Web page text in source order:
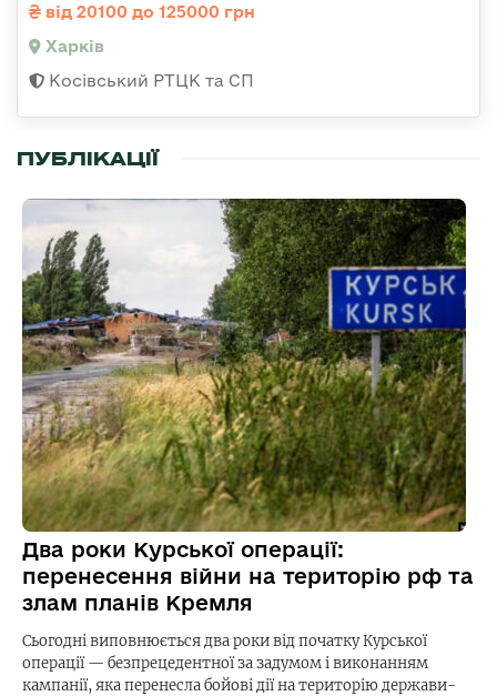
від 20100 до 125000 грн
Харків
Косівський РТЦК та СП
ПУБЛІКАЦІЇ
Два роки Курської операції:
перенесення війни на територію рф та
злам планів Кремля
Сьогодні виповнюється два роки від початку Курської
операції — безпрецедентної за задумом і виконанням
кампанії, яка перенесла бойові дії на територію держави-